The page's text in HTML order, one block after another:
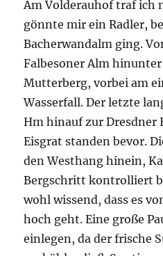
Bergschritt kontrolliert
wohl wissend, dass es
hoch geht. Eine große
einlegen, da der frische
auskühlen ließ. So
Gletscher hinauf bis
war inzwischen ein
die Schneefelder gut zu
In der Zeit von 17:06,15
souverän mit dem 127.
Platz AK das Rennen